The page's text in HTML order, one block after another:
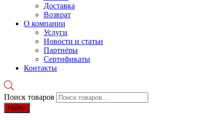
Доставка
Возврат
О компании
Услуги
Новости и статьи
Партнёры
Сертификаты
Контакты
Поиск товаров
Найти